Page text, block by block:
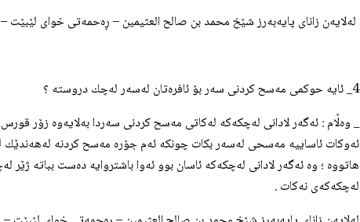
له‌لایه‌ن زانای پایه‌به‌رز شێخ محمد بن صالح العثيمين – ڕه‌حمه‌تی خوای لێبێت –
4_ ئایه‌ حوكمی مه‌سح كردنی سه‌ر بۆ ئافره‌تان له‌سه‌ر له‌چك دروسته‌ ؟
_ وه‌ڵام : ئه‌گه‌ر لادانی له‌چكه‌كه‌ له‌كاتی مه‌سح كردنی سه‌ردا به‌لایه‌وه‌ زۆر
ئه‌وكات ئاساییه‌ مه‌سحی له‌سه‌ر بكات چونكه‌ ئه‌م جۆره‌ مه‌سح كردنه‌ له‌هه‌ندێك
هاتووه‌ ؛ وه‌ ئه‌گه‌ر لادانی له‌چكه‌كه‌ ئاسان بوو ئه‌وا باشتروایه‌ ده‌ست بباته‌
له‌چكه‌كه‌ی نه‌كات .